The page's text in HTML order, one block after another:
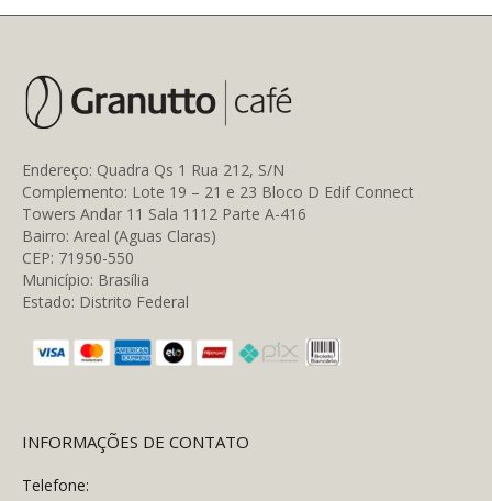
variantes.
ser
página
do
produto
Endereço: Quadra Qs 1 Rua 212, S/N
Complemento: Lote 19 – 21 e 23 Bloco D Edif Connect
Towers Andar 11 Sala 1112 Parte A-416
Bairro: Areal (Aguas Claras)
CEP: 71950-550
Município: Brasília
Estado: Distrito Federal
INFORMAÇÕES DE CONTATO
Telefone: